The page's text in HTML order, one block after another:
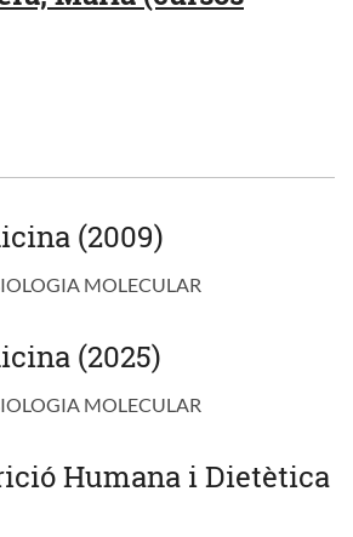
(2009)
MOLECULAR
(2025)
MOLECULAR
Humana i Dietètica